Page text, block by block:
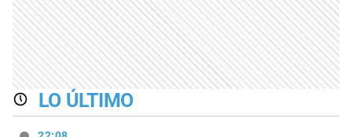
LO ÚLTIMO